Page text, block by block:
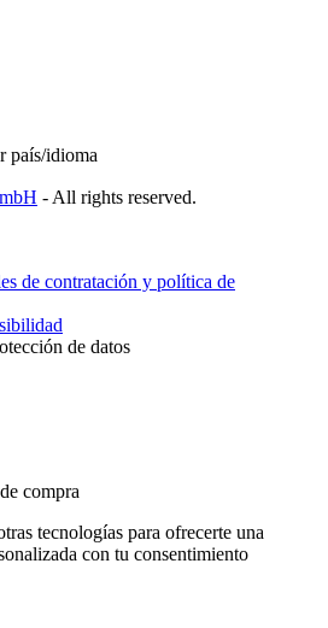
país/idioma
- All rights reserved.
de contratación y política de
de datos
compra
tecnologías para ofrecerte una
con tu consentimiento